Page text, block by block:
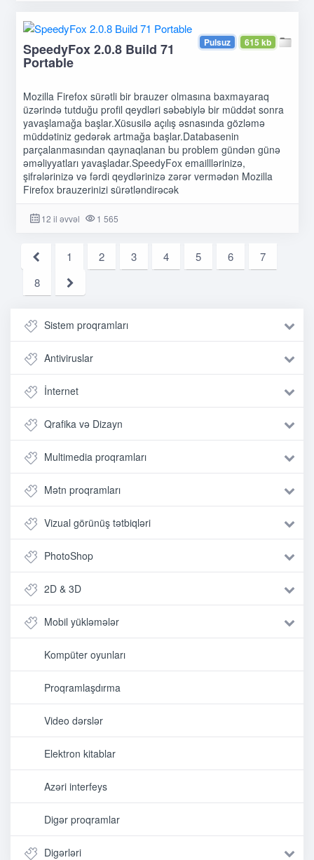
615 kb
Pulsuz
SpeedyFox 2.0.8 Build 71
Portable
Mozilla Firefox sürətli bir brauzer olmasına baxmayaraq
üzərində tutduğu profil qeydləri səbəbiylə bir müddət sonra
yavaşlamağa başlar.Xüsusilə açılış əsnasında gözləmə
müddətiniz gedərək artmağa başlar.Databasenin
parçalanmasından qaynaqlanan bu problem gündən günə
əməliyyatları yavaşladar.SpeedyFox emailllərinizə,
şifrələrinizə və fərdi qeydlərinizə zərər vermədən Mozilla
Firefox brauzerinizi sürətləndirəcək
12 il əvvəl 1 565
1 2 3 4 5 6
7
8
Sistem proqramları
Antiviruslar
İnternet
Qrafika və Dizayn
Multimedia proqramları
Mətn proqramları
Vizual görünüş tətbiqləri
PhotoShop
2D & 3D
Mobil yükləmələr
Kompüter oyunları
Proqramlaşdırma
Video dərslər
Elektron kitablar
Azəri interfeys
Digər proqramlar
Digərləri